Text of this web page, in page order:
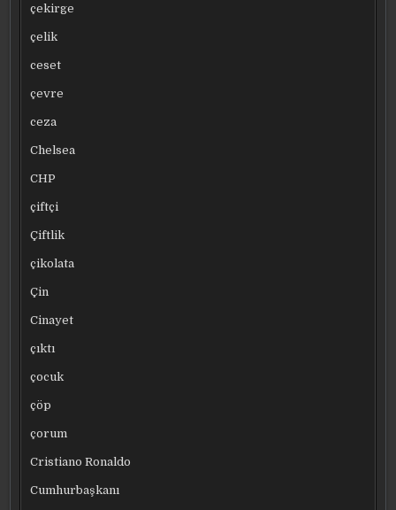
çekirge
çelik
ceset
çevre
ceza
Chelsea
CHP
çiftçi
Çiftlik
çikolata
Çin
Cinayet
çıktı
çocuk
çöp
çorum
Cristiano Ronaldo
Cumhurbaşkanı